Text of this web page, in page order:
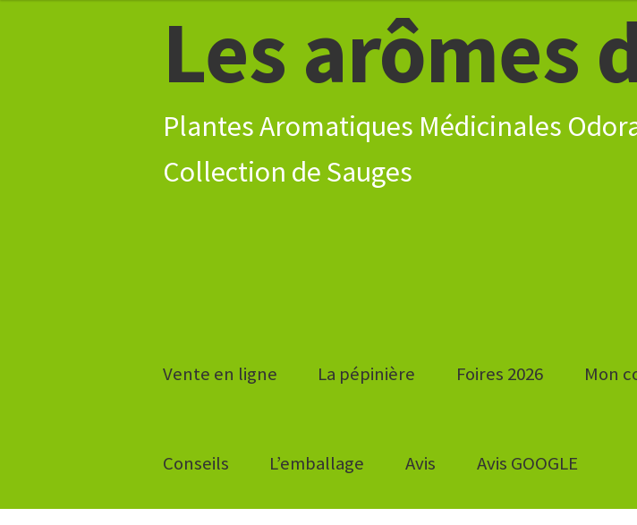
navigation
contenu
Les arômes
Plantes Aromatiques Médicinales
Vente en ligne La pépinière Foires 2026 Mon
Conseils L’emballage Avis Avis GOOGLE
à
8,30€